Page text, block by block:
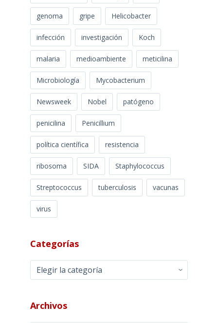
genoma gripe Helicobacter
infección investigación Koch
malaria medioambiente meticilina
Microbiología Mycobacterium
Newsweek Nobel patógeno
penicilina Penicillium
política científica resistencia
ribosoma SIDA Staphylococcus
Streptococcus tuberculosis vacunas
virus
Categorías
Categorías
Archivos